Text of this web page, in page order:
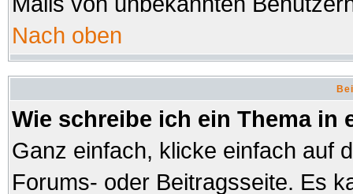
Nach oben
Wie schreibe ich ein Thema in
Ganz einfach, klicke einfach auf
Forums- oder Beitragsseite. Es